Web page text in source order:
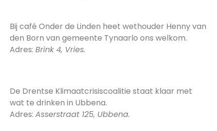
Bij café Onder de Linden heet wethouder Henny van
den Born van gemeente Tynaarlo ons welkom.
Adres: Brink 4, Vries.
De Drentse Klimaatcrisiscoalitie staat klaar met
wat te drinken in Ubbena.
Adres: Asserstraat 125, Ubbena.